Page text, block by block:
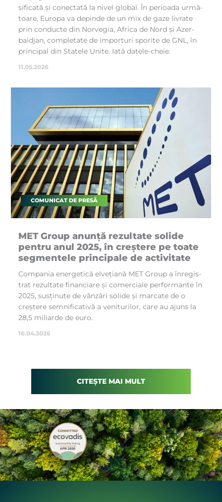
si­fi­ca­tă și co­nec­ta­tă la nivel glo­bal. În pe­ri­oa­da ur­mă­
toa­re, Eu­ro­pa va de­pin­de de un mix de ga­ze li­vra­te
prin con­duc­te din Nor­ve­gi­a, Afri­ca de Nord și Azer­
baid­jan, com­ple­ta­te de im­por­turi spo­ri­te de GNL, în
prin­ci­pal din Sta­te­le Uni­te. Ia­tă da­tele-che­ie.
11.05.2026
COMUNICAT DE PRESĂ
MET Gro­up anun­ță re­zul­ta­te so­li­de
pen­tru anul 2025, în creș­te­re pe toa­te
seg­men­te­le prin­ci­pa­le de ac­ti­vi­ta­te
Com­pa­nia ener­ge­ti­că el­ve­ți­a­nă MET Gro­up a în­re­gis­
trat re­zul­ta­te fi­nan­ci­a­re și co­mer­ci­a­le per­for­man­te în
2025, sus­ți­nu­te de vân­zări so­li­de și mar­ca­te de o
creș­te­re sem­ni­fi­ca­ti­vă a ve­ni­tu­ri­lo­r, ca­re au ajuns la
28,5 mi­li­ar­de de eu­ro.
16.04.2026
CITEȘTE MAI MULT